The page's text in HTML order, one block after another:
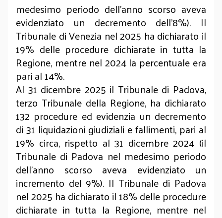
medesimo periodo dell’anno scorso aveva
evidenziato un decremento dell’8%). Il
Tribunale di Venezia nel 2025 ha dichiarato il
19% delle procedure dichiarate in tutta la
Regione, mentre nel 2024 la percentuale era
pari al 14%.
Al 31 dicembre 2025 il Tribunale di Padova,
terzo Tribunale della Regione, ha dichiarato
132 procedure ed evidenzia un decremento
di 31 liquidazioni giudiziali e fallimenti, pari al
19% circa, rispetto al 31 dicembre 2024 (il
Tribunale di Padova nel medesimo periodo
dell’anno scorso aveva evidenziato un
incremento del 9%). Il Tribunale di Padova
nel 2025 ha dichiarato il 18% delle procedure
dichiarate in tutta la Regione, mentre nel